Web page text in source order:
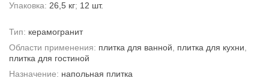
Упаковка: 26,5 кг; 12 шт.
Тип: керамогранит
Области применения: плитка для ванной плитка для кухни
плитка для гостиной
Назначение: напольная плитка